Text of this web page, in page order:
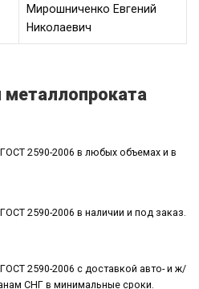
Мирошниченко Евгений
Николаевич
2590-2006 в любых объемах и в
2590-2006 в наличии и под заказ.
2590-2006 с доставкой авто- и ж/
СНГ в минимальные сроки.